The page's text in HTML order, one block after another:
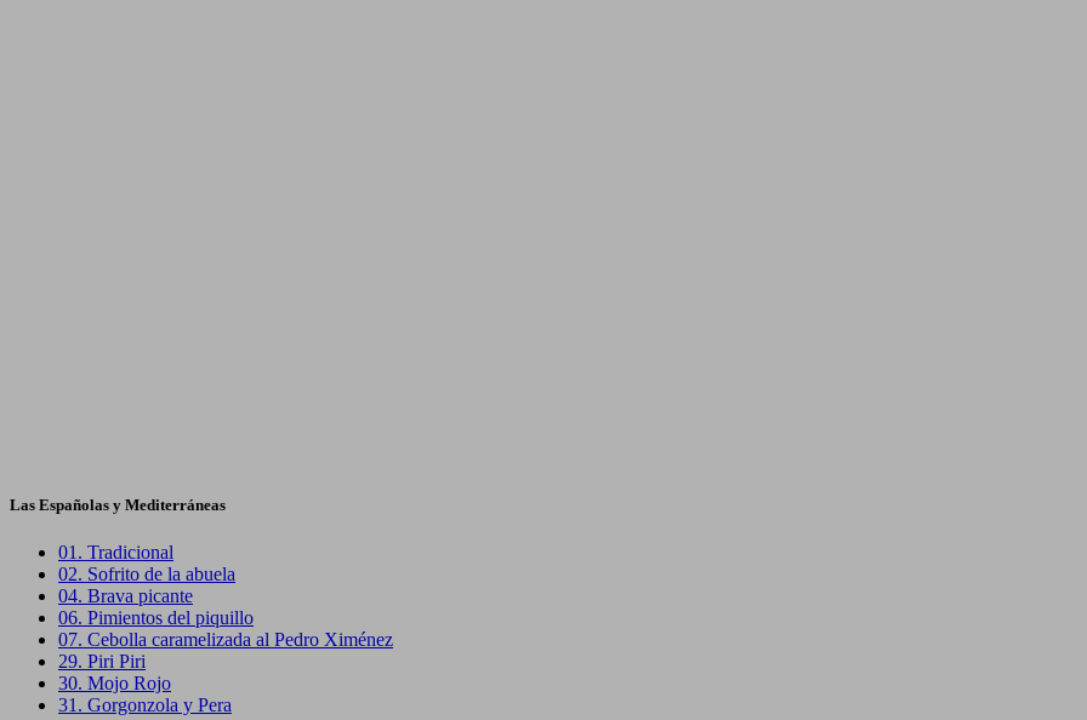
Las Españolas y Mediterráneas
01. Tradicional
02. Sofrito de la abuela
04. Brava picante
06. Pimientos del piquillo
07. Cebolla caramelizada al Pedro Ximénez
29. Piri Piri
30. Mojo Rojo
31. Gorgonzola y Pera